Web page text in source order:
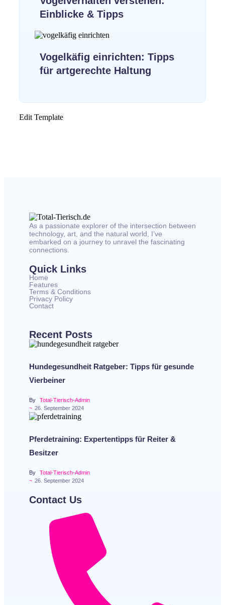
Einblicke & Tipps
Vogelkäfig einrichten: Tipps
für artgerechte Haltung
Edit Template
As a passionate explorer of the intersection between
technology, art, and the natural world, I’ve
embarked on a journey to unravel the fascinating
connections.
Quick Links
Home
Features
Terms & Conditions
Privacy Policy
Contact
Recent Posts
Hundegesundheit Ratgeber: Tipps für gesunde
Vierbeiner
By
Total-Tierisch-Admin
~ 26. September 2024
Pferdetraining: Expertentipps für Reiter &
Besitzer
By
Total-Tierisch-Admin
~ 26. September 2024
Contact Us